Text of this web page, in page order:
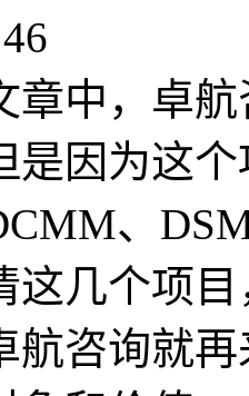
章中，卓
是因为这
、
这几个项
航咨询就